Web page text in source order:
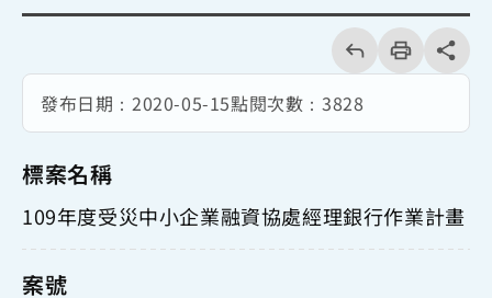
回
上
一
頁
列
印
share分享
發布日期： 2020-05-15點閱次數： 3828
標案名稱
109年度受災中小企業融資協處經理銀行作業計畫
案號